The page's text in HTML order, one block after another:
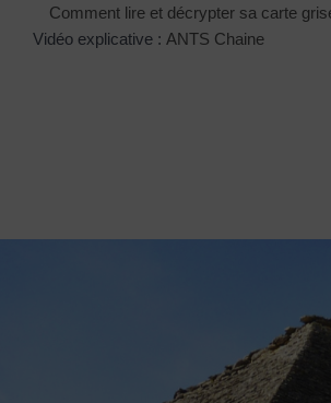
Comment lire et décrypter sa carte
Vidéo explicative : ANTS Chaine